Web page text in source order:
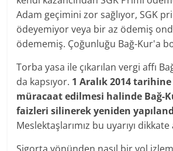
Adam geçimini zor sağlıyor, SGK
ödeyemiyor veya bir az ödemiş
ödememiş. Çoğunluğu Bağ-Kur'a
Torba yasa ile çıkarılan vergi affı
da kapsıyor. 1 Aralık 2014
müracaat edilmesi halinde Bağ-
faizleri silinerek yeniden
Meslektaşlarımız bu uyarıyı dikkate